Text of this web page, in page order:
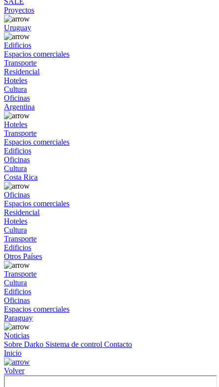
Proyectos
Uruguay
Edificios
Espacios comerciales
Transporte
Residencial
Hoteles
Cultura
Oficinas
Argentina
Hoteles
Transporte
Espacios comerciales
Edificios
Oficinas
Cultura
Costa Rica
Oficinas
Espacios comerciales
Residencial
Hoteles
Cultura
Transporte
Edificios
Otros Países
Transporte
Cultura
Edificios
Oficinas
Espacios comerciales
Paraguay
Noticias
Sobre Darko Sistema de control Contacto
Inicio
Volver